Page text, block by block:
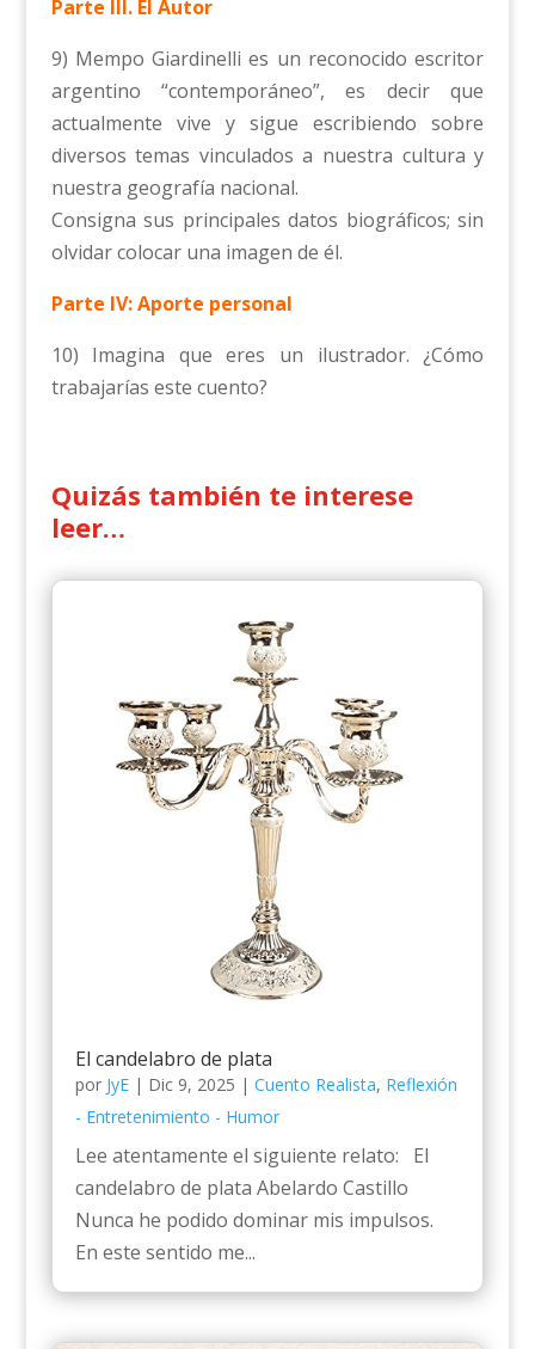
Parte III. El Autor
9) Mempo Giardinelli es un reconocido escritor
argentino “contemporáneo”, es decir que
actualmente vive y sigue escribiendo sobre
diversos temas vinculados a nuestra cultura y
nuestra geografía nacional.
Consigna sus principales datos biográficos; sin
olvidar colocar una imagen de él.
Parte IV: Aporte personal
10) Imagina que eres un ilustrador. ¿Cómo
trabajarías este cuento?
Quizás también te interese
leer…
El candelabro de plata
por JyE| Dic 9, 2025 | Cuento Realista, Reflexión
- Entretenimiento - Humor
Lee atentamente el siguiente relato: El
candelabro de plata Abelardo Castillo
Nunca he podido dominar mis impulsos.
En este sentido me...